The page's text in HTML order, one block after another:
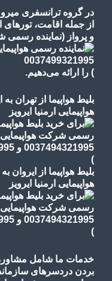
در گروه ترانسفری
از جمله اقامت، تورهای
و پرواز (نماینده رسمی
) را ارائه می‌دهیم.
بلیط هواپیما از تهران
هواپیمایی ارمنیا ایرویز
)
بلیط هواپیما از
هواپیمایی ارمنیا ایرویز
)
خدمات ما شامل
بردن دردسرهای